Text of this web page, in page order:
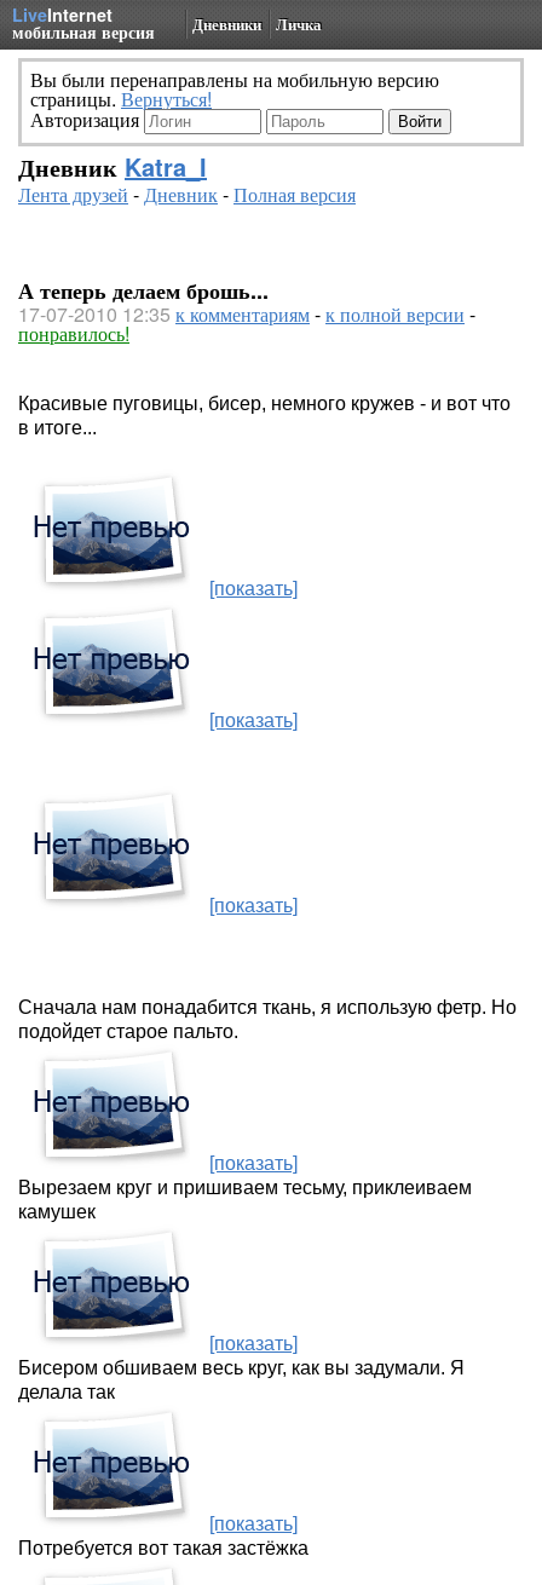
LiveInternet
мобильная версия Дневники Личка
Вы были перенаправлены на мобильную версию
страницы. Вернуться!
Авторизация
Дневник Katra_I
Лента друзей -Дневник-Полная версия
А теперь делаем брошь...
17-07-2010 12:35 к комментариям-к полной версии -
понравилось!
Красивые пуговицы, бисер, немного кружев - и вот что
в итоге...
[показать]
[показать]
[показать]
Сначала нам понадабится ткань, я использую фетр. Но
подойдет старое пальто.
[показать]
Вырезаем круг и пришиваем тесьму, приклеиваем
камушек
[показать]
Бисером обшиваем весь круг, как вы задумали. Я
делала так
[показать]
Потребуется вот такая застёжка